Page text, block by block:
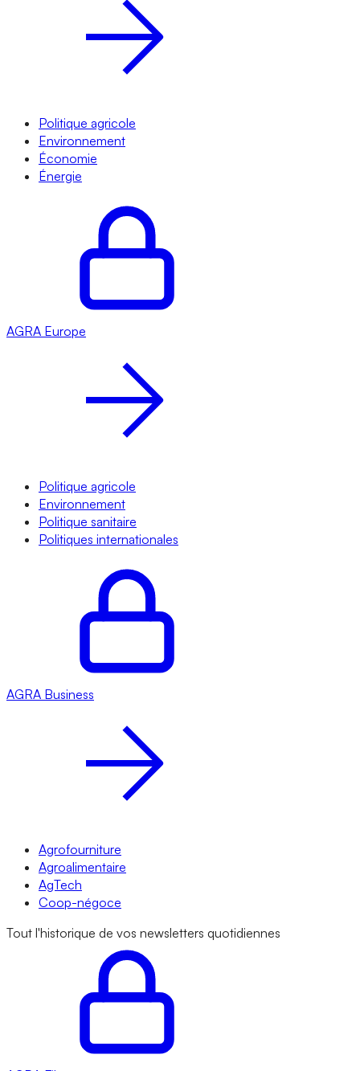
Politique agricole
Environnement
Économie
Énergie
AGRA Europe
Politique agricole
Environnement
Politique sanitaire
Politiques internationales
AGRA Business
Agrofourniture
Agroalimentaire
AgTech
Coop-négoce
Tout l'historique de vos newsletters quotidiennes